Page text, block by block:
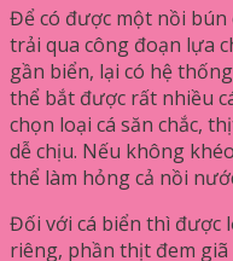
Để có được một nồi
trải qua công đoạn lựa
gần biển, lại có hệ
thể bắt được rất nhiều
chọn loại cá săn chắc,
dễ chịu. Nếu không
thể làm hỏng cả nồi
Đối với cá biển thì được
riêng, phần thịt đem